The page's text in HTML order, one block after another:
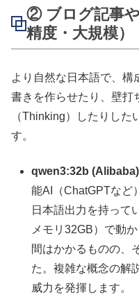
② ブログ記事
精度・大規模）
より自然な日本語で、構
書きを作らせたり、壁打
（Thinking）したりし
す。
qwen3:32b (Alibaba)
能AI（ChatGPTなど
日本語出力を持って
メモリ32GB）で動
間はかかるものの、
た。複雑な概念の解
威力を発揮します。